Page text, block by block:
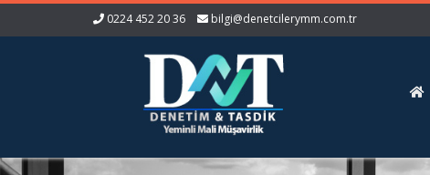
0224 452 20 36 bilgi@denetcilerymm.com.tr